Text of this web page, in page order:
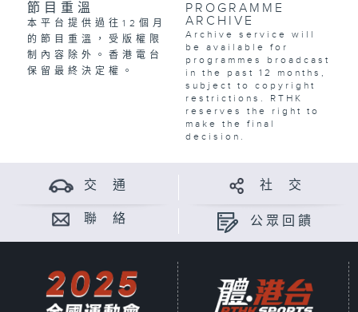
節目重溫
本平台提供過往12個月
的節目重溫，受版權限
制內容除外。香港電台
保留最終決定權。
PROGRAMME
ARCHIVE
Archive service will
be available for
programmes broadcast
in the past 12 months,
subject to copyright
restrictions. RTHK
reserves the right to
make the final
decision.
交 通 社 交
聯 絡 公眾回饋